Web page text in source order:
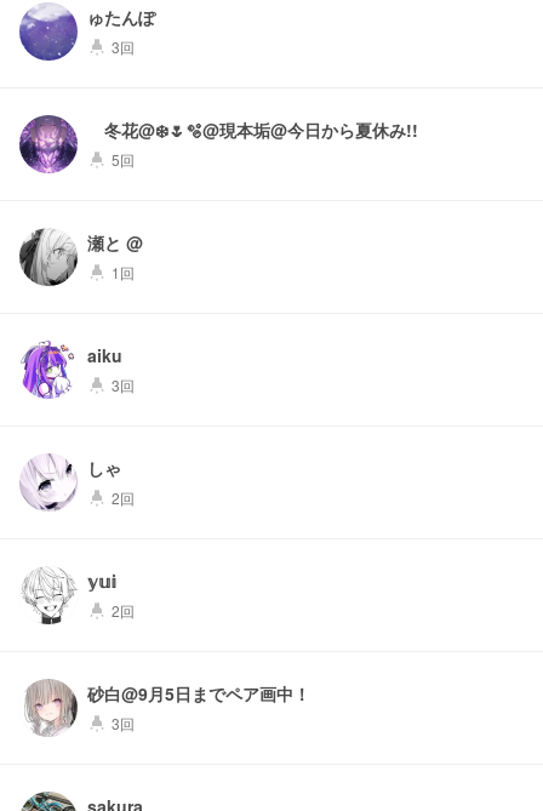
ゅたんぽ
highlight 3回
冬花@❄️🌷🫧@現本垢@今日から夏休み!!
highlight 5回
瀬と @
highlight 1回
aiku
highlight 3回
しゃ
highlight 2回
𝕪𝕦𝕚
highlight 2回
砂白@9月5日までペア画中！
highlight 3回
sakura